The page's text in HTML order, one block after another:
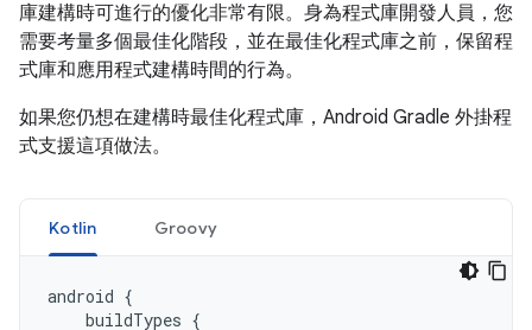
庫建構時可進行的優化非常有限。身為程式庫開發人員，您
需要考量多個最佳化階段，並在最佳化程式庫之前，保留程
式庫和應用程式建構時間的行為。
如果您仍想在建構時最佳化程式庫，Android Gradle 外掛程
式支援這項做法。
Kotlin Groovy
android {
buildTypes {